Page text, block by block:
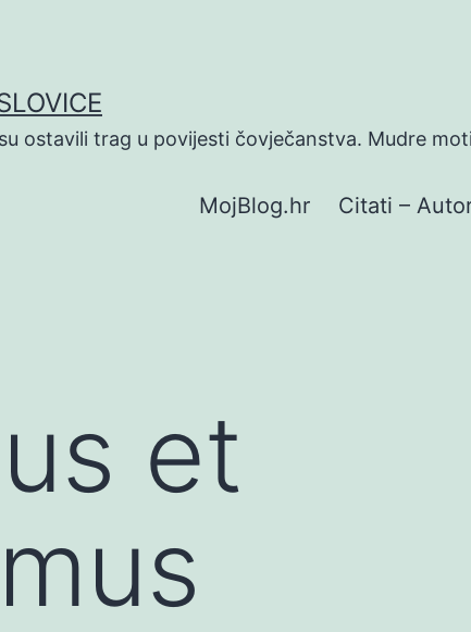
ostavili trag u povijesti čovječanstva. Mudre
MojBlog.hr Citati –
et